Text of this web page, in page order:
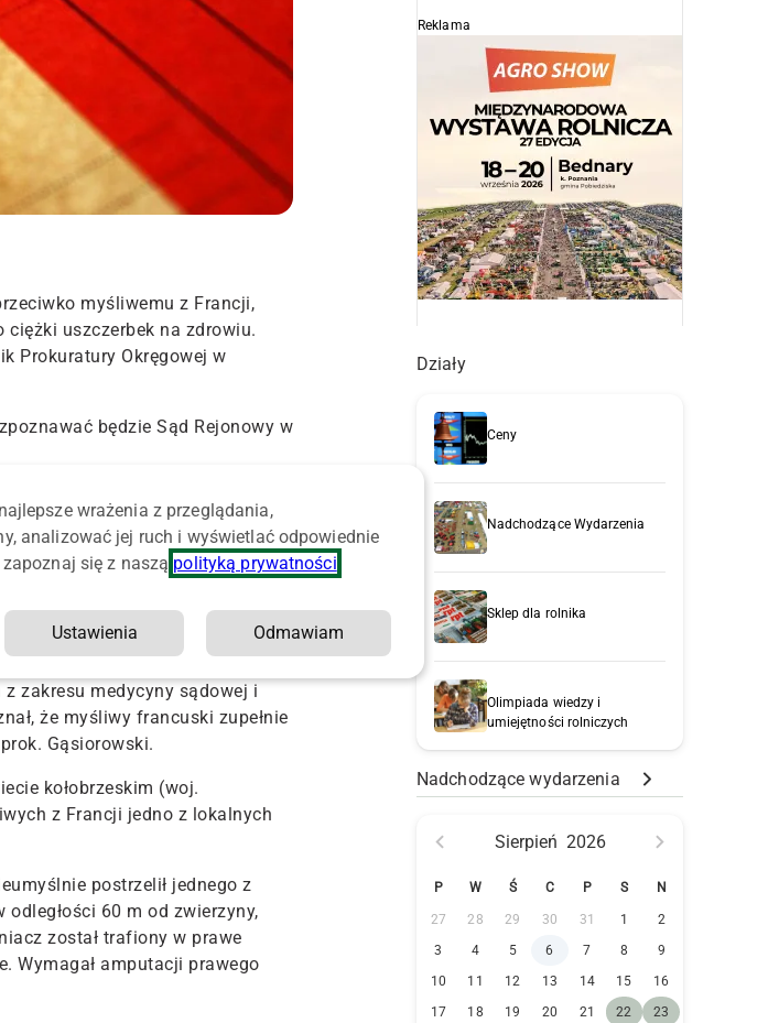
myśliwemu z Francji,
uszczerbek na zdrowiu.
Prokuratury Okręgowej w
będzie Sąd Rejonowy w
uszczerbku na zdrowiu u
nie był i nie jest
zapobiegawczy – poręczenie
strzał, ale twierdzi, że był to
zakresu medycyny sądowej i
że myśliwy francuski zupełnie
Gąsiorowski.
kołobrzeskim (woj.
z Francji jedno z lokalnych
postrzelił jednego z
odległości 60 m od zwierzyny,
został trafiony w prawe
Wymagał amputacji prawego
Reklama
Działy
Ceny
Nadchodzące Wydarzenia
Sklep dla rolnika
Olimpiada wiedzy i
umiejętności rolniczych
Nadchodzące wydarzenia
Sierpień 2026
P W Ś C P S N
27 28 29 30 31 1
2
3
4 5 6 7 8
9
10
11 12 13 14 15
16
17
18 19 20 21 22
23
wrażenia z przeglądania,
analizować jej ruch i wyświetlać odpowiednie
się z naszą polityką prywatności
Ustawienia Odmawiam